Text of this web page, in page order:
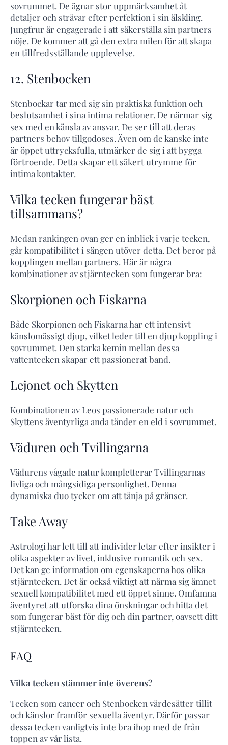
sovrummet. De ägnar stor uppmärksamhet åt
detaljer och strävar efter perfektion i sin älskling.
Jungfrur är engagerade i att säkerställa sin partners
nöje. De kommer att gå den extra milen för att skapa
en tillfredsställande upplevelse.
12. Stenbocken
Stenbockar tar med sig sin praktiska funktion och
beslutsamhet i sina intima relationer. De närmar sig
sex med en känsla av ansvar. De ser till att deras
partners behov tillgodoses. Även om de kanske inte
är öppet uttrycksfulla, utmärker de sig i att bygga
förtroende. Detta skapar ett säkert utrymme för
intima kontakter.
Vilka tecken fungerar bäst
tillsammans?
Medan rankingen ovan ger en inblick i varje tecken,
går kompatibilitet i sängen utöver detta. Det beror på
kopplingen mellan partners. Här är några
kombinationer av stjärntecken som fungerar bra:
Skorpionen och Fiskarna
Både Skorpionen och Fiskarna har ett intensivt
känslomässigt djup, vilket leder till en djup koppling i
sovrummet. Den starka kemin mellan dessa
vattentecken skapar ett passionerat band.
Lejonet och Skytten
Kombinationen av Leos passionerade natur och
Skyttens äventyrliga anda tänder en eld i sovrummet.
Väduren och Tvillingarna
Vädurens vågade natur kompletterar Tvillingarnas
livliga och mångsidiga personlighet. Denna
dynamiska duo tycker om att tänja på gränser.
Take Away
Astrologi har lett till att individer letar efter insikter i
olika aspekter av livet, inklusive romantik och sex.
Det kan ge information om egenskaperna hos olika
stjärntecken. Det är också viktigt att närma sig ämnet
sexuell kompatibilitet med ett öppet sinne. Omfamna
äventyret att utforska dina önskningar och hitta det
som fungerar bäst för dig och din partner, oavsett ditt
stjärntecken.
FAQ
Vilka tecken stämmer inte överens?
Tecken som cancer och Stenbocken värdesätter tillit
och känslor framför sexuella äventyr. Därför passar
dessa tecken vanligtvis inte bra ihop med de från
toppen av vår lista.